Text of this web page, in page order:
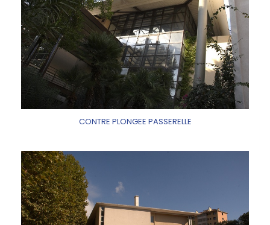
CONTRE PLONGEE PASSERELLE